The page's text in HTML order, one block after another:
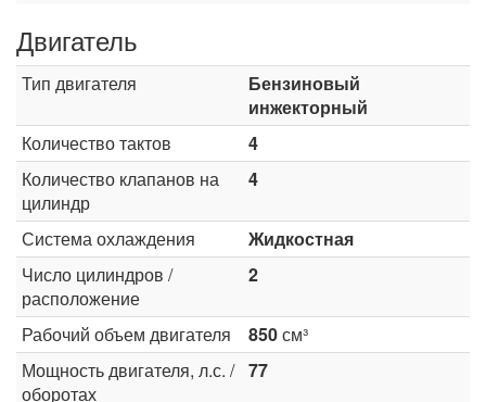
Двигатель
Тип двигателя
Бензиновый
инжекторный
Количество тактов
4
Количество клапанов на
цилиндр
4
Система охлаждения
Жидкостная
Число цилиндров /
расположение
2
Рабочий объем двигателя 850см³
Мощность двигателя, л.с. /
оборотах
77